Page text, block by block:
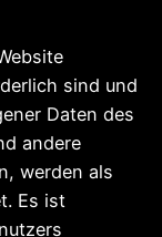
sind und
Daten des
andere
werden als
Es ist